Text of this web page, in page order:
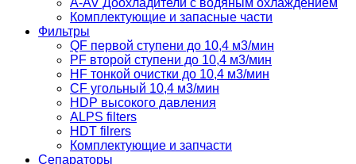
A-AV Доохладители с водяным охлаждением
Комплектующие и запасные части
Фильтры
QF первой ступени до 10,4 м3/мин
PF второй ступени до 10,4 м3/мин
HF тонкой очистки до 10,4 м3/мин
CF угольный 10,4 м3/мин
HDP высокого давления
ALPS filters
HDT filrers
Комплектующие и запчасти
Сепараторы